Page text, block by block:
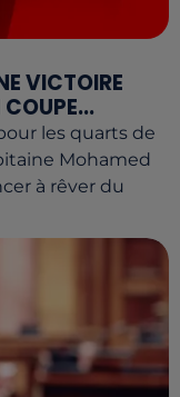
VICTOIRE
les quarts de
Mohamed
à rêver du